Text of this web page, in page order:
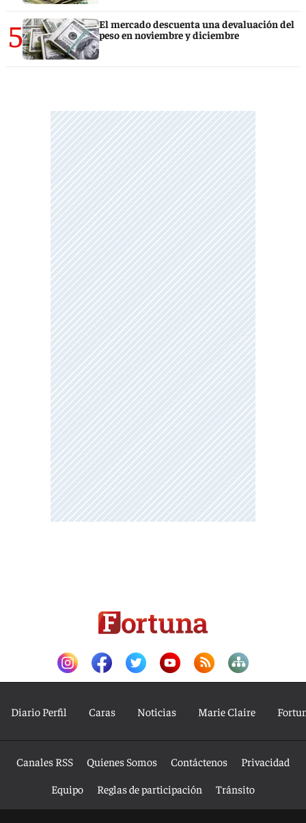
5
El mercado descuenta una devaluación del
peso en noviembre y diciembre
Diario Perfil Caras Noticias Marie Claire
Canales RSS Quienes Somos Contáctenos
Privacidad
Equipo
Reglas de participación Tránsito